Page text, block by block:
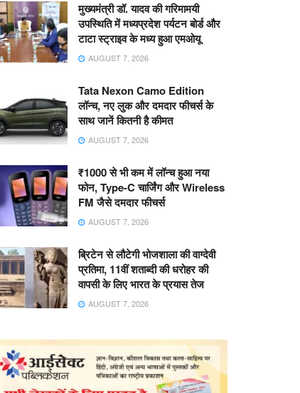
मुख्यमंत्री डॉ. यादव की गरिमामयी
उपस्थिति में मध्यप्रदेश पर्यटन बोर्ड और
टाटा स्ट्राइव के मध्य हुआ एमओयू
AUGUST 7, 2026
Tata Nexon Camo Edition
लॉन्च, नए लुक और दमदार फीचर्स के
साथ जानें कितनी है कीमत
AUGUST 7, 2026
₹1000 से भी कम में लॉन्च हुआ नया
फोन, Type-C चार्जिंग और Wireless
FM जैसे दमदार फीचर्स
AUGUST 7, 2026
ब्रिटेन से लौटेगी भोजशाला की वाग्देवी
प्रतिमा, 11वीं शताब्दी की धरोहर की
वापसी के लिए भारत के प्रयास तेज
AUGUST 7, 2026